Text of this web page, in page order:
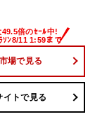
場で見る
イトで見る